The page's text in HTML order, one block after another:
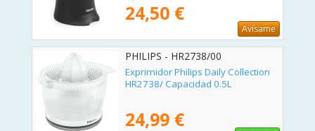
24,50 €
Avísame
PHILIPS - HR2738/00
Exprimidor Philips Daily Collection
HR2738/ Capacidad 0.5L
24,99 €